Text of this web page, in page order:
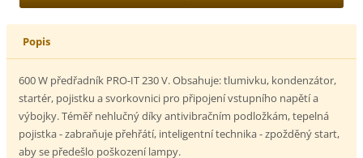
Popis
600 W předřadník PRO-IT 230 V. Obsahuje: tlumivku, kondenzátor,
startér, pojistku a svorkovnici pro připojení vstupního napětí a
výbojky. Téměř nehlučný díky antivibračním podložkám, tepelná
pojistka - zabraňuje přehřátí, inteligentní technika - zpožděný start,
aby se předešlo poškození lampy.